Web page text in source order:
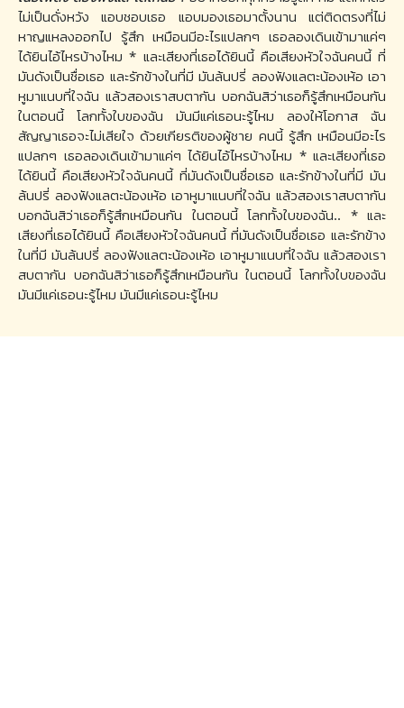
ไม่เป็นดั่งหวัง แอบชอบเธอ แอบมองเธอมาตั้งนาน แต่ติดตรงที่ไม่
หาญแหลงออกไป รู้สึก เหมือนมีอะไรแปลกๆ เธอลองเดินเข้ามาแค่ๆ
ได้ยินไอ้ไหรบ้างไหม * และเสียงที่เธอได้ยินนี้ คือเสียงหัวใจฉันคนนี้ ที่
มันดังเป็นชื่อเธอ และรักข้างในที่มี มันล้นปรี่ ลองฟังแลตะน้องเห้อ เอา
หูมาแนบที่ใจฉัน แล้วสองเราสบตากัน บอกฉันสิว่าเธอก็รู้สึกเหมือนกัน
ในตอนนี้ โลกทั้งใบของฉัน มันมีแค่เธอนะรู้ไหม ลองให้โอกาส ฉัน
สัญญาเธอจะไม่เสียใจ ด้วยเกียรติของผู้ชาย คนนี้ รู้สึก เหมือนมีอะไร
แปลกๆ เธอลองเดินเข้ามาแค่ๆ ได้ยินไอ้ไหรบ้างไหม * และเสียงที่เธอ
ได้ยินนี้ คือเสียงหัวใจฉันคนนี้ ที่มันดังเป็นชื่อเธอ และรักข้างในที่มี มัน
ล้นปรี่ ลองฟังแลตะน้องเห้อ เอาหูมาแนบที่ใจฉัน แล้วสองเราสบตากัน
บอกฉันสิว่าเธอก็รู้สึกเหมือนกัน ในตอนนี้ โลกทั้งใบของฉัน.. * และ
เสียงที่เธอได้ยินนี้ คือเสียงหัวใจฉันคนนี้ ที่มันดังเป็นชื่อเธอ และรักข้าง
ในที่มี มันล้นปรี่ ลองฟังแลตะน้องเห้อ เอาหูมาแนบที่ใจฉัน แล้วสองเรา
สบตากัน บอกฉันสิว่าเธอก็รู้สึกเหมือนกัน ในตอนนี้ โลกทั้งใบของฉัน
มันมีแค่เธอนะรู้ไหม มันมีแค่เธอนะรู้ไหม